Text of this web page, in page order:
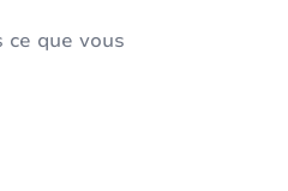
que vous